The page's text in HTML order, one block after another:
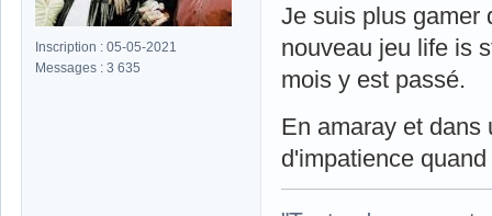
Inscription : 05-05-2021
Messages : 3 635
Je suis plus gamer
nouveau jeu life is
mois y est passé.
En amaray et dans
d'impatience